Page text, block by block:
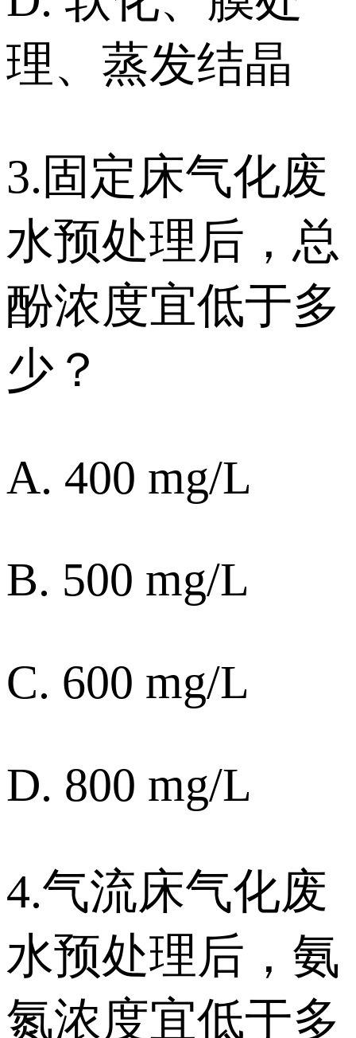
理、蒸发结晶
3.固定床气化废
水预处理后，总
酚浓度宜低于多
少？
A. 400 mg/L
B. 500 mg/L
C. 600 mg/L
D. 800 mg/L
4.气流床气化废
水预处理后，氨
氮浓度宜低于多